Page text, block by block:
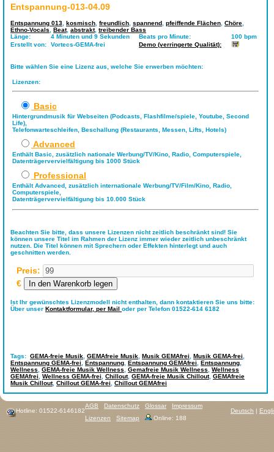
Entspannung-013-04.09
Entspannung 013 kosmisch freundlich spannend pfeiffende Flächen Chöre
Ethno-Vocals
Beat, abstrakt, treibender Bass
Länge:
4 Minuten und 9 Sekunden Beats pro Minute:
100 bpm
Erstellt von:
Vortecs-GEMA-frei Demo (verringerte Qualität):
Bitte wählen Sie eine Lizenz aus, welche Sie erwerben möchten:
Lizenzen:
Basic
Hintergrundmusik für Webseiten (Podcasts, Flashfilme/spiele, Youtube, Second
Life),
Telefonwarteschleifen, Beschallung (Restaurants, Messen, Lifts, Hotels)
Advanced
Enthält Basic, zusätzlich nationale Werbung/TV/Kino, Radio, Computerspiele,
Datenträgervervielfältigung bis 1000 Stück
Professional
Enthält Advanced, zusätzlich internationale Werbung/TV/Film/Kino, Radio,
Computerspiele,
Datenträgervervielfältigung bis 10.000 Stück
Beachten Sie bitte, dass unsere Lizenzen nicht zeitlich beschränkt sind! Sie
können unsere Titel im Rahmen der Lizenz immer wieder zeitlich unbeschränkt
nutzen. Die Titel können mit Sprechern oder Effekten hinterlegt und auch
geschnitten werden.
Preis:
€
Ist Ihr gewünschtes Lizenzmodell nicht enthalten, dann kontaktieren Sie uns bitte:
Über unser Kontaktformular, per Mail oder per Telefon 01522-614 6182
Tags: GEMA-freie Musik GEMAfreie Musik Musik GEMAfrei Musik GEMA-frei
Entspannung GEMA-frei
Entspannung Entspannung GEMAfrei Entspannung
Wellness
GEMA-freie Musik Wellness Gemafreie Musik Wellness
Wellness
GEMAfrei
Wellness GEMA-frei Chillout, GEMA-freie Musik Chillout, GEMAfreie
Musik Chillout, Chillout GEMA-frei Chillout GEMAfrei
Hotline: 01522-6146182 Deutsch |
AGB Datenschutz Glossar
Impressum
Lizenzen
Sitemap Online: 188